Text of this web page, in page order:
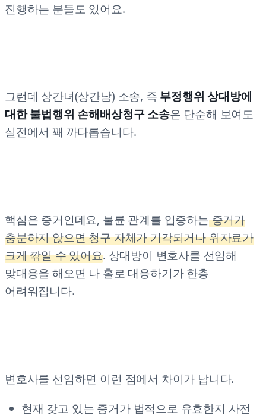
진행하는 분들도 있어요.
그런데 상간녀(상간남) 소송, 즉 부정행위 상대방에
대한 불법행위 손해배상청구 소송은 단순해 보여도
실전에서 꽤 까다롭습니다.
핵심은 증거인데요, 불륜 관계를 입증하는증거가
충분하지 않으면 청구 자체가 기각되거나 위자료가
크게 깎일 수 있어요. 상대방이 변호사를 선임해
맞대응을 해오면 나 홀로 대응하기가 한층
어려워집니다.
변호사를 선임하면 이런 점에서 차이가 납니다.
현재 갖고 있는 증거가 법적으로 유효한지 사전